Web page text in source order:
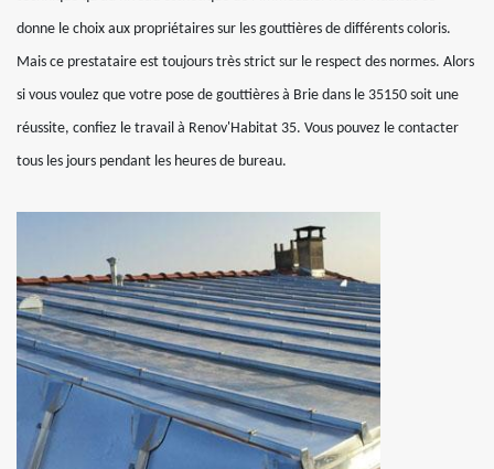
donne le choix aux propriétaires sur les gouttières de différents coloris.
Mais ce prestataire est toujours très strict sur le respect des normes. Alors
si vous voulez que votre pose de gouttières à Brie dans le 35150 soit une
réussite, confiez le travail à Renov'Habitat 35. Vous pouvez le contacter
tous les jours pendant les heures de bureau.